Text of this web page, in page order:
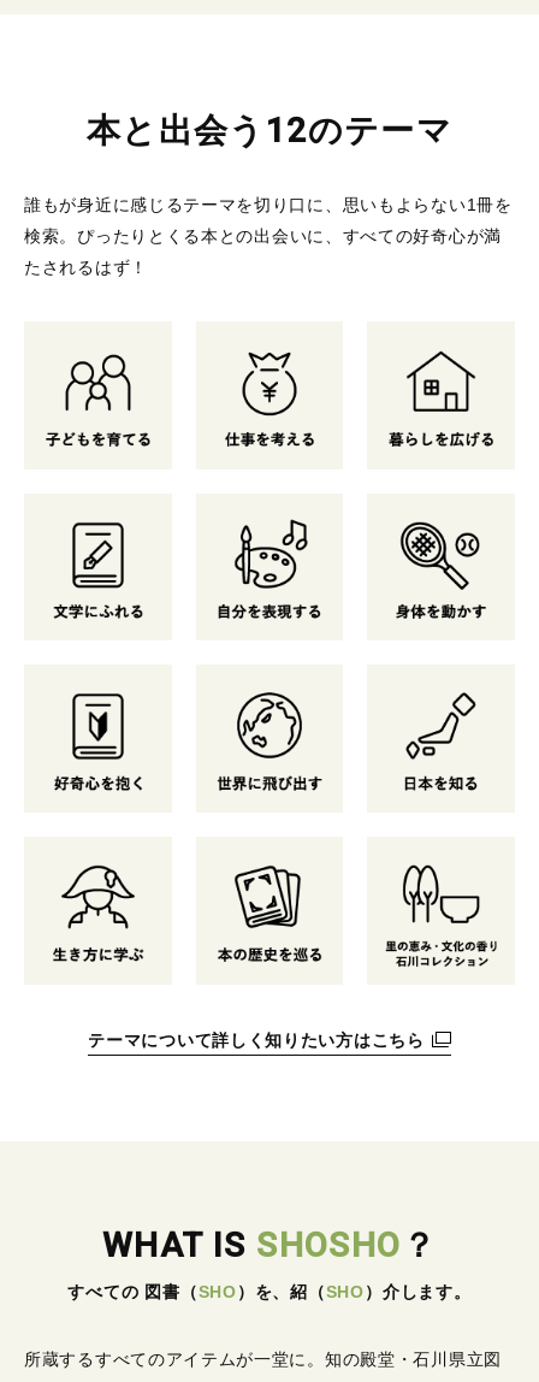
本と出会う12のテーマ
誰もが身近に感じるテーマを切り口に、思いもよらない1冊を
検索。 ぴったりとくる本との出会いに、すべての好奇心が満
たされるはず！
テーマについて詳しく知りたい方はこちら
WHAT IS SHOSHO ？
すべての 図書 （SHO） を、紹 （SHO） 介します。
所蔵するすべてのアイテムが一堂に。 知の殿堂・石川県立図